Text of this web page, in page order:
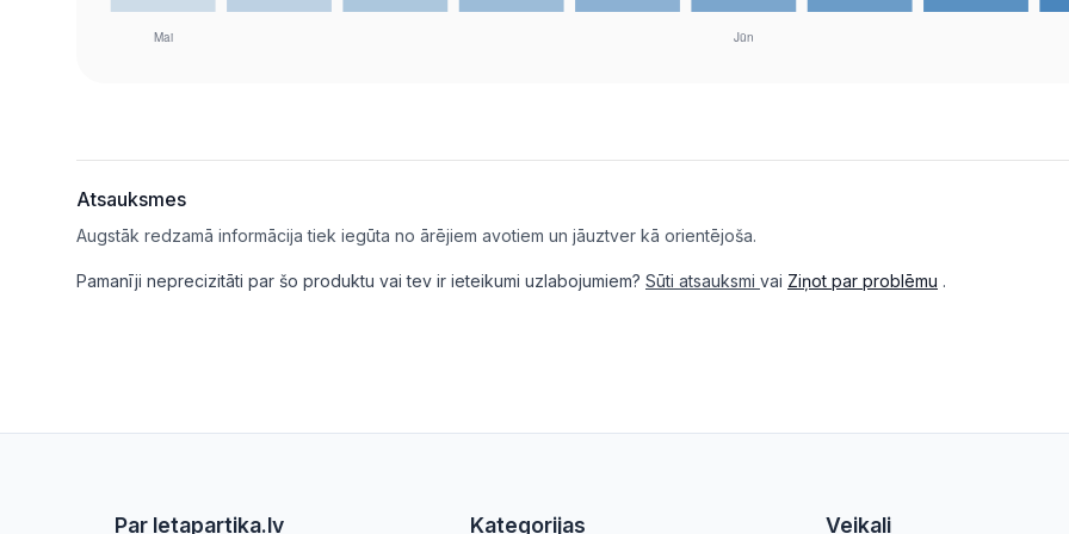
Atsauksmes
Augstāk redzamā informācija tiek iegūta no ārējiem avotiem un jāuztver kā orientējoša.
Pamanīji neprecizitāti par šo produktu vai tev ir ieteikumi uzlabojumiem? Sūti atsauksmi vai Ziņot par problēmu .
Par letapartika.lv Kategorijas Veikali